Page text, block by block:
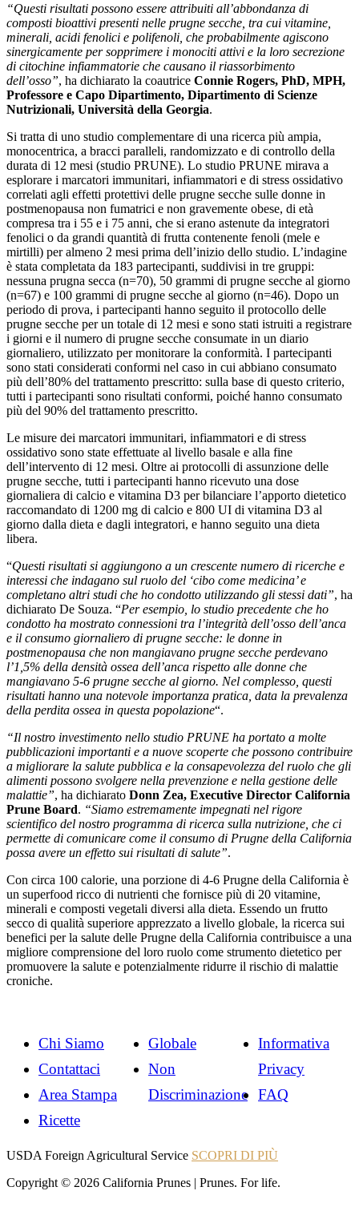
“Questi risultati possono essere attribuiti all’abbondanza di
composti bioattivi presenti nelle prugne secche, tra cui vitamine,
minerali, acidi fenolici e polifenoli, che probabilmente agiscono
sinergicamente per sopprimere i monociti attivi e la loro secrezione
di citochine infiammatorie che causano il riassorbimento
dell’osso”, ha dichiarato la coautrice Connie Rogers, PhD, MPH,
Professore e Capo Dipartimento, Dipartimento di Scienze
Nutrizionali, Università della Georgia.
Si tratta di uno studio complementare di una ricerca più ampia,
monocentrica, a bracci paralleli, randomizzato e di controllo della
durata di 12 mesi (studio PRUNE). Lo studio PRUNE mirava a
esplorare i marcatori immunitari, infiammatori e di stress ossidativo
correlati agli effetti protettivi delle prugne secche sulle donne in
postmenopausa non fumatrici e non gravemente obese, di età
compresa tra i 55 e i 75 anni, che si erano astenute da integratori
fenolici o da grandi quantità di frutta contenente fenoli (mele e
mirtilli) per almeno 2 mesi prima dell’inizio dello studio. L’indagine
è stata completata da 183 partecipanti, suddivisi in tre gruppi:
nessuna prugna secca (n=70), 50 grammi di prugne secche al giorno
(n=67) e 100 grammi di prugne secche al giorno (n=46). Dopo un
periodo di prova, i partecipanti hanno seguito il protocollo delle
prugne secche per un totale di 12 mesi e sono stati istruiti a registrare
i giorni e il numero di prugne secche consumate in un diario
giornaliero, utilizzato per monitorare la conformità. I partecipanti
sono stati considerati conformi nel caso in cui abbiano consumato
più dell’80% del trattamento prescritto: sulla base di questo criterio,
tutti i partecipanti sono risultati conformi, poiché hanno consumato
più del 90% del trattamento prescritto.
Le misure dei marcatori immunitari, infiammatori e di stress
ossidativo sono state effettuate al livello basale e alla fine
dell’intervento di 12 mesi. Oltre ai protocolli di assunzione delle
prugne secche, tutti i partecipanti hanno ricevuto una dose
giornaliera di calcio e vitamina D3 per bilanciare l’apporto dietetico
raccomandato di 1200 mg di calcio e 800 UI di vitamina D3 al
giorno dalla dieta e dagli integratori, e hanno seguito una dieta
libera.
“Questi risultati si aggiungono a un crescente numero di ricerche e
interessi che indagano sul ruolo del ‘cibo come medicina’ e
completano altri studi che ho condotto utilizzando gli stessi dati”, ha
dichiarato De Souza. “Per esempio, lo studio precedente che ho
condotto ha mostrato connessioni tra l’integrità dell’osso dell’anca
e il consumo giornaliero di prugne secche: le donne in
postmenopausa che non mangiavano prugne secche perdevano
l’1,5% della densità ossea dell’anca rispetto alle donne che
mangiavano 5-6 prugne secche al giorno. Nel complesso, questi
risultati hanno una notevole importanza pratica, data la prevalenza
della perdita ossea in questa popolazione“.
“Il nostro investimento nello studio PRUNE ha portato a molte
pubblicazioni importanti e a nuove scoperte che possono contribuire
a migliorare la salute pubblica e la consapevolezza del ruolo che gli
alimenti possono svolgere nella prevenzione e nella gestione delle
malattie”, ha dichiarato Donn Zea, Executive Director California
Prune Board. “Siamo estremamente impegnati nel rigore
scientifico del nostro programma di ricerca sulla nutrizione, che ci
permette di comunicare come il consumo di Prugne della California
possa avere un effetto sui risultati di salute”.
Con circa 100 calorie, una porzione di 4-6 Prugne della California è
un superfood ricco di nutrienti che fornisce più di 20 vitamine,
minerali e composti vegetali diversi alla dieta. Essendo un frutto
secco di qualità superiore apprezzato a livello globale, la ricerca sui
benefici per la salute delle Prugne della California contribuisce a una
migliore comprensione del loro ruolo come strumento dietetico per
promuovere la salute e potenzialmente ridurre il rischio di malattie
croniche.
Chi Siamo
Contattaci
Area Stampa
Ricette
Globale
Non
Discriminazione
Informativa
Privacy
FAQ
Instagram
Instagram
USDA Foreign Agricultural Service SCOPRI DI PIÙ
Copyright © 2026 California Prunes | Prunes. For life.